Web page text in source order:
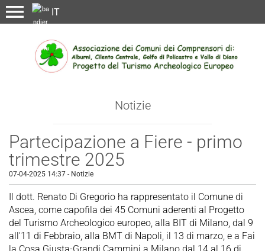
menu
Notizie
Partecipazione a Fiere - primo
trimestre 2025
07-04-2025 14:37 - Notizie
Il dott. Renato Di Gregorio ha rappresentato il Comune di
Ascea, come capofila dei 45 Comuni aderenti al Progetto
del Turismo Archeologico europeo, alla BIT di Milano, dal 9
all'11 di Febbraio, alla BMT di Napoli, il 13 di marzo, e a Fai